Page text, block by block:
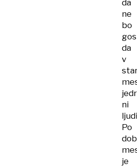
da
ne
bo
da
v
ni
Po
je